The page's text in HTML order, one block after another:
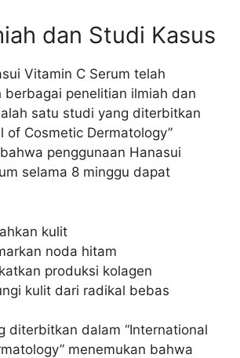
dan Studi Kasus
Vitamin C Serum telah
berbagai penelitian ilmiah dan
satu studi yang diterbitkan
of Cosmetic Dermatology”
penggunaan Hanasui
selama 8 minggu dapat
kulit
noda hitam
produksi kolagen
kulit dari radikal bebas
diterbitkan dalam “International
menemukan bahwa